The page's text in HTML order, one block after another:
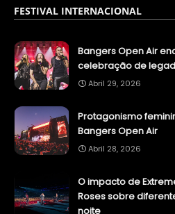
FESTIVAL INTERNACIONAL
Bangers Open Air
celebração de
Abril 29, 2026
Protagonismo
Bangers Open Air
Abril 28, 2026
O impacto de
Roses sobre
noite